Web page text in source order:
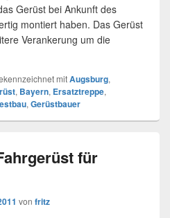
Gerüst bei Ankunft des
montiert haben. Das Gerüst
Verankerung um die
und Umgebung
mitAugsburg,
, Bayern, Ersatztreppe,
, Gerüstbauer
für
von fritz